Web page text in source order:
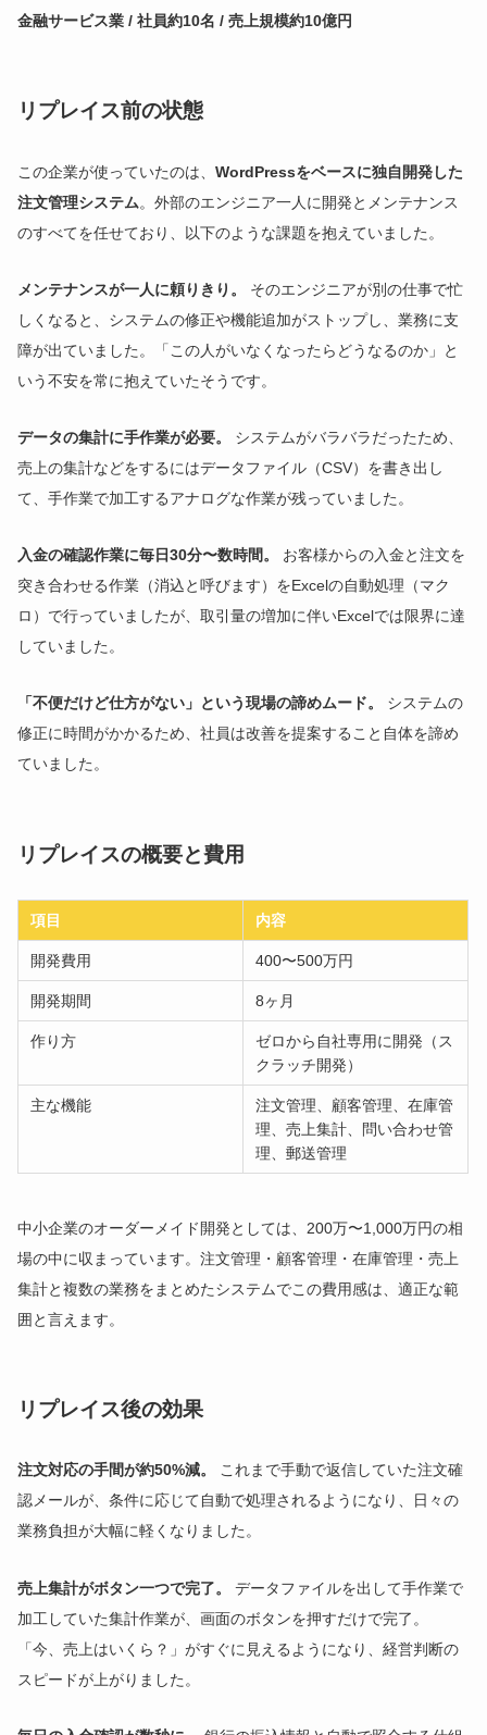
金融サービス業 / 社員約10名 / 売上規模約10億円
リプレイス前の状態
この企業が使っていたのは、WordPressをベースに独自開発した
注文管理システム。外部のエンジニア一人に開発とメンテナンス
のすべてを任せており、以下のような課題を抱えていました。
メンテナンスが一人に頼りきり。
そのエンジニアが別の仕事で忙
しくなると、システムの修正や機能追加がストップし、業務に支
障が出ていました。「この人がいなくなったらどうなるのか」と
いう不安を常に抱えていたそうです。
データの集計に手作業が必要。
システムがバラバラだったため、
売上の集計などをするにはデータファイル（CSV）を書き出し
て、手作業で加工するアナログな作業が残っていました。
入金の確認作業に毎日30分〜数時間。
お客様からの入金と注文を
突き合わせる作業（消込と呼びます）をExcelの自動処理（マク
ロ）で行っていましたが、取引量の増加に伴いExcelでは限界に達
していました。
「不便だけど仕方がない」という現場の諦めムード。
システムの
修正に時間がかかるため、社員は改善を提案すること自体を諦め
ていました。
リプレイスの概要と費用
項目 内容
開発費用 400〜500万円
開発期間 8ヶ月
作り方
ゼロから自社専用に開発（ス
クラッチ開発）
主な機能
注文管理、顧客管理、在庫管
理、売上集計、問い合わせ管
理、郵送管理
中小企業のオーダーメイド開発としては、200万〜1,000万円の相
場の中に収まっています。注文管理・顧客管理・在庫管理・売上
集計と複数の業務をまとめたシステムでこの費用感は、適正な範
囲と言えます。
リプレイス後の効果
注文対応の手間が約50%減。
これまで手動で返信していた注文確
認メールが、条件に応じて自動で処理されるようになり、日々の
業務負担が大幅に軽くなりました。
売上集計がボタン一つで完了。
データファイルを出して手作業で
加工していた集計作業が、画面のボタンを押すだけで完了。
「今、売上はいくら？」がすぐに見えるようになり、経営判断の
スピードが上がりました。